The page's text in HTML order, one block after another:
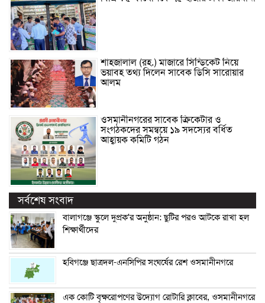
শাহজালাল (রহ.) মাজারে সিন্ডিকেট নিয়ে
ভয়াবহ তথ্য দিলেন সাবেক ডিসি সারোয়ার
আলম
ওসমানীনগরের সাবেক ক্রিকেটার ও
সংগঠকদের সমন্বয়ে ১৯ সদস্যের বর্ধিত
আহ্বায়ক কমিটি গঠন
সর্বশেষ সংবাদ
বালাগঞ্জে স্কুলে দুপ্রক’র অনুষ্ঠান: ছুটির পরও আটকে রাখা হল
শিক্ষার্থীদের
হবিগঞ্জে ছাত্রদল-এনসিপির সংঘর্ষের রেশ ওসমানীনগরে
এক কোটি বৃক্ষরোপণের উদ্যোগ রোটারি ক্লাবের, ওসমানীনগরে